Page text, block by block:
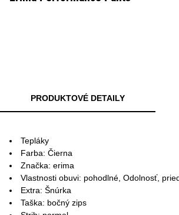
PRODUKTOVÉ DETAILY
Tepláky
Farba: Čierna
Značka: erima
Vlastnosti obuvi: pohodlné, Odolnosť,
Extra: Šnúrka
Taška: bočný zips